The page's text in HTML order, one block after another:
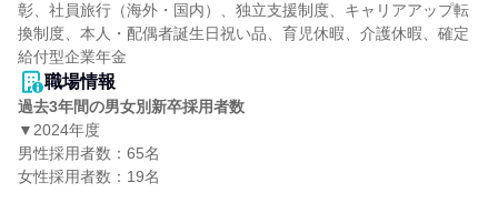
彰、社員旅行（海外・国内）、独立支援制度、キャリアアップ転
換制度、本人・配偶者誕生日祝い品、育児休暇、介護休暇、確定
給付型企業年金
職場情報
過去3年間の男女別新卒採用者数
▼2024年度
男性採用者数：65名
女性採用者数：19名